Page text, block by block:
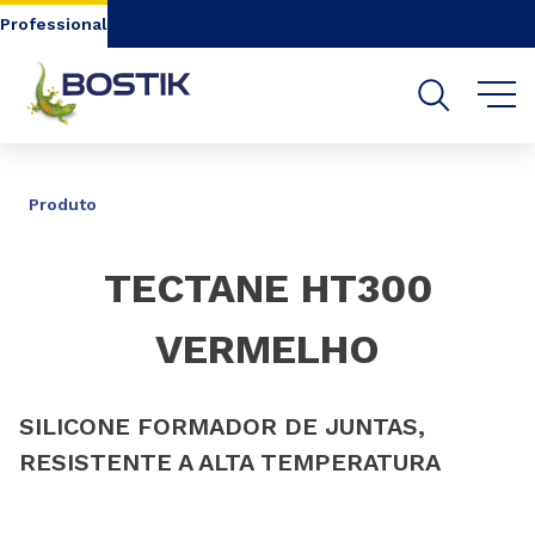
Go to content
Professional
Produto
TECTANE HT300
VERMELHO
SILICONE FORMADOR DE JUNTAS,
RESISTENTE A ALTA TEMPERATURA